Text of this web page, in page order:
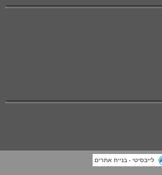
לייבסיטי - בניית אתרים